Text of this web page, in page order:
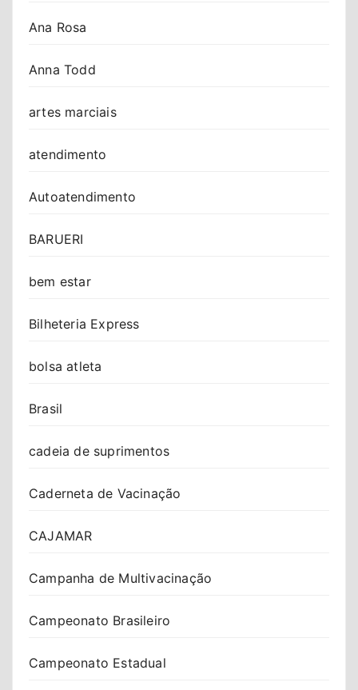
Ana Rosa
Anna Todd
artes marciais
atendimento
Autoatendimento
BARUERI
bem estar
Bilheteria Express
bolsa atleta
Brasil
cadeia de suprimentos
Caderneta de Vacinação
CAJAMAR
Campanha de Multivacinação
Campeonato Brasileiro
Campeonato Estadual